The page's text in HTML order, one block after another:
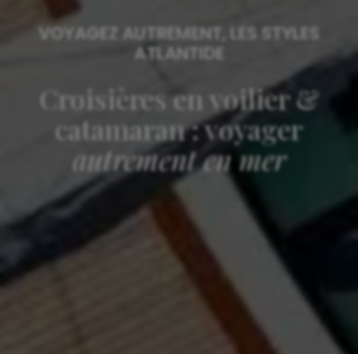
VOYAGEZ AUTREMENT, LES STYLES
ATLANTIDE
Croisières en voilier &
catamaran : voyager
autrement en mer